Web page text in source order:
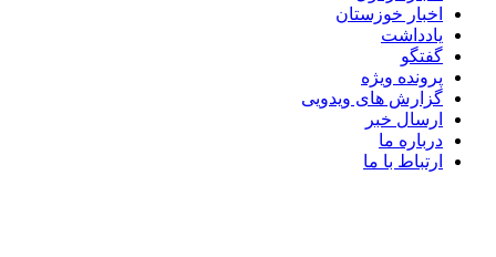
اخبار خوزستان
یادداشت
گفتگو
پرونده ویژه
گزارش های ویدویی
ارسال خبر
درباره ما
ارتباط با ما